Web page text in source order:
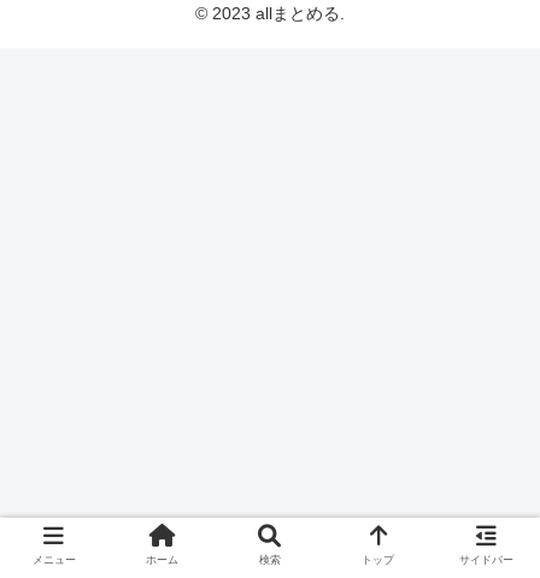
© 2023 allまとめる.
メニュー ホーム 検索 トップ サイドバー